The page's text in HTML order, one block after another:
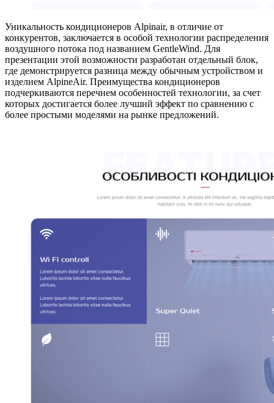
Уникальность кондиционеров Alpinair, в отличие от
конкурентов, заключается в особой технологии распределения
воздушного потока под названием GentleWind. Для
презентации этой возможности разработан отдельный блок,
где демонстрируется разница между обычным устройством и
изделием AlpineAir. Преимущества кондиционеров
подчеркиваются перечнем особенностей технологии, за счет
которых достигается более лучший эффект по сравнению с
более простыми моделями на рынке предложений.